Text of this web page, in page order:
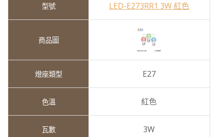
LED-E273RR1 3W 紅色
E27
紅色
3W